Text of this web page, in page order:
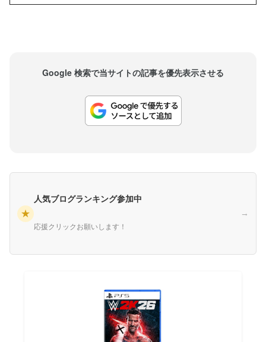
Google 検索で当サイトの記事を優先表示させる
★
人気ブログランキング参加中
応援クリックお願いします！
→